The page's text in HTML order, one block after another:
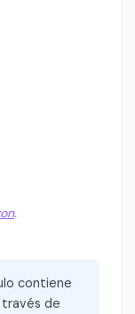
.
contiene
través de